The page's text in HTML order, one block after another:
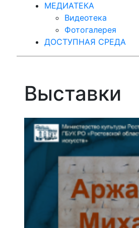
МЕДИАТЕКА
Видеотека
Фотогалерея
ДОСТУПНАЯ СРЕДА
Выставки